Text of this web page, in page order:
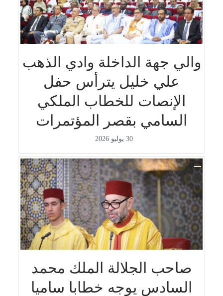
والي جهة الداخلة وادي الذهب
علي خليل يترأس حفل
الإنصات للخطاب الملكي
السامي بقصر المؤتمرات
30 يوليو 2026
صاحب الجلالة الملك محمد
السادس يوجه خطابا ساميا